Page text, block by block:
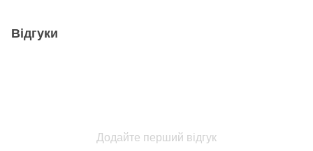
Відгуки
Додайте перший відгук